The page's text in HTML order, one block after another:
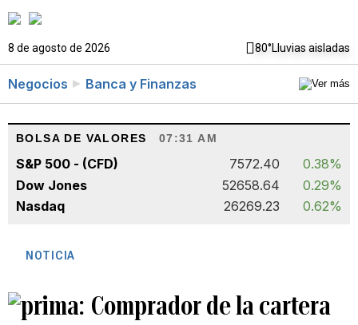
8 de agosto de 2026 80°Lluvias aisladas
Negocios Banca y Finanzas
BOLSA DE VALORES 07:31 AM
S&P 500 - (CFD) 7572.40
0.38%
Dow Jones
52658.64
0.29%
Nasdaq
26269.23 0.62%
NOTICIA
Comprador de la cartera